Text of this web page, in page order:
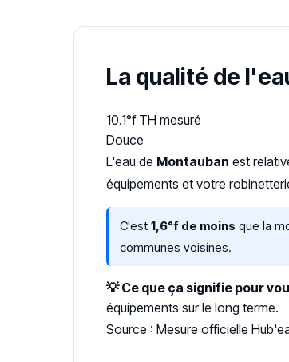
La qualité de
10.1°f TH mesuré
Douce
L'eau de Montauban est
équipements et votre
C'est 1,6°f de moins que la
communes voisines.
💡 Ce que ça signifie pour
équipements sur le long terme.
Source : Mesure officielle